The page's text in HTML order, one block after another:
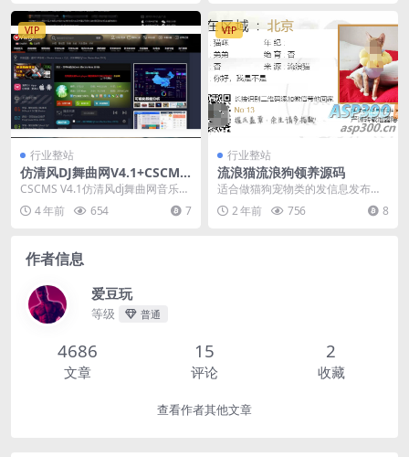
VIP
行业整站
仿清风DJ舞曲网V4.1+CSCMS
音乐网站源码
CSCMS V4.1仿清风dj舞曲网音乐网
站源码，程序是CSCMS V4.1 U...
4 年前 654 7
VIP
行业整站
流浪猫流浪狗领养源码
适合做猫狗宠物类的发信息发布。
当然其他信息发布也是可以的。刚
刚开发出炉的！
2 年前 756 8
作者信息
爱豆玩
等级 普通
4686
文章
15
评论
2
收藏
查看作者其他文章